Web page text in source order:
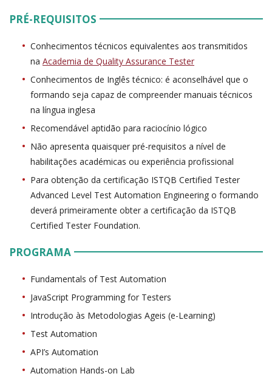
PRÉ-REQUISITOS
Conhecimentos técnicos equivalentes aos transmitidos
na Academia de Quality Assurance Tester
Conhecimentos de Inglês técnico: é aconselhável que o
formando seja capaz de compreender manuais técnicos
na língua inglesa
Recomendável aptidão para raciocínio lógico
Não apresenta quaisquer pré-requisitos a nível de
habilitações académicas ou experiência profissional
Para obtenção da certificação ISTQB Certified Tester
Advanced Level Test Automation Engineering o formando
deverá primeiramente obter a certificação da ISTQB
Certified Tester Foundation.
PROGRAMA
Fundamentals of Test Automation
JavaScript Programming for Testers
Introdução às Metodologias Ageis (e-Learning)
Test Automation
API’s Automation
Automation Hands-on Lab